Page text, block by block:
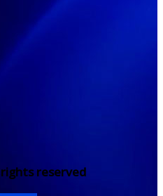
reserved